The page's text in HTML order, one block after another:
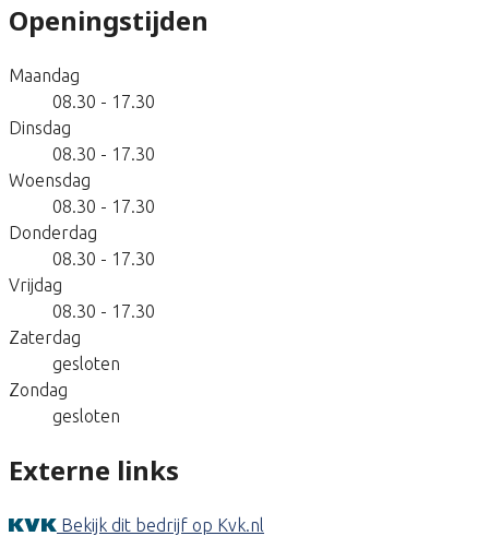
Openingstijden
Maandag
08.30 - 17.30
Dinsdag
08.30 - 17.30
Woensdag
08.30 - 17.30
Donderdag
08.30 - 17.30
Vrijdag
08.30 - 17.30
Zaterdag
gesloten
Zondag
gesloten
Externe links
Bekijk dit bedrijf op Kvk.nl